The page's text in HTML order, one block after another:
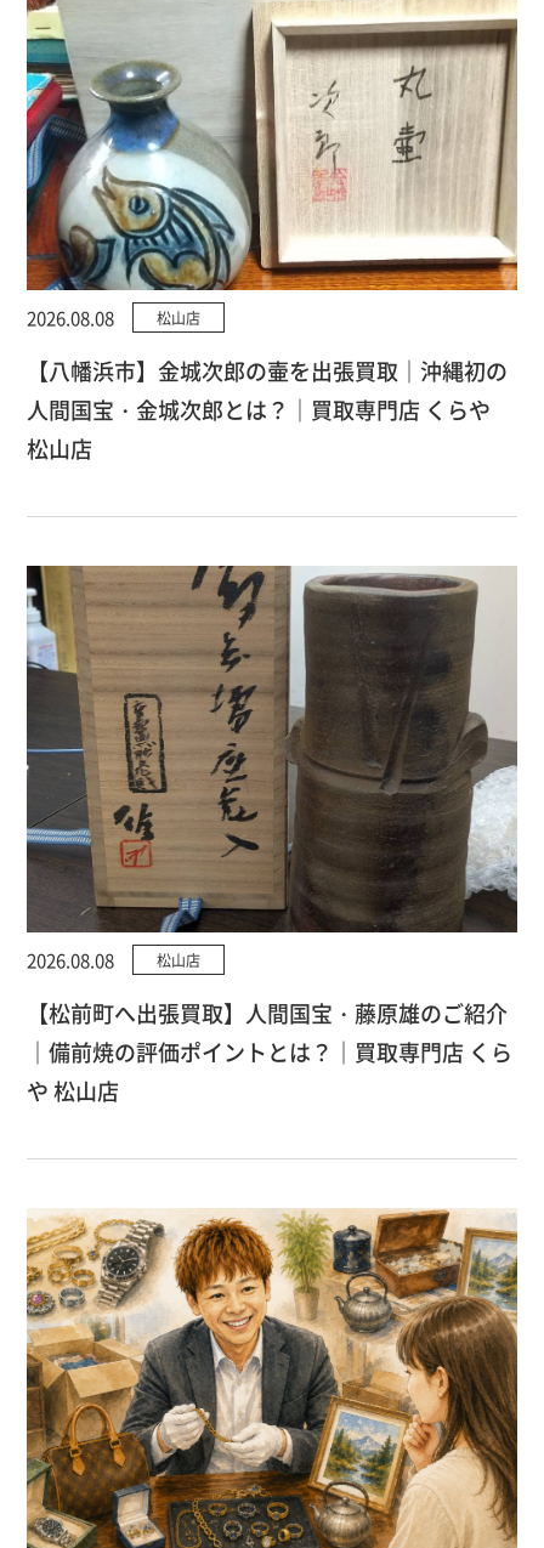
2026.08.08 松山店
【八幡浜市】金城次郎の壷を出張買取｜沖縄初の
人間国宝・金城次郎とは？｜買取専門店 くらや
松山店
2026.08.08 松山店
【松前町へ出張買取】人間国宝・藤原雄のご紹介
｜備前焼の評価ポイントとは？｜買取専門店 くら
や 松山店